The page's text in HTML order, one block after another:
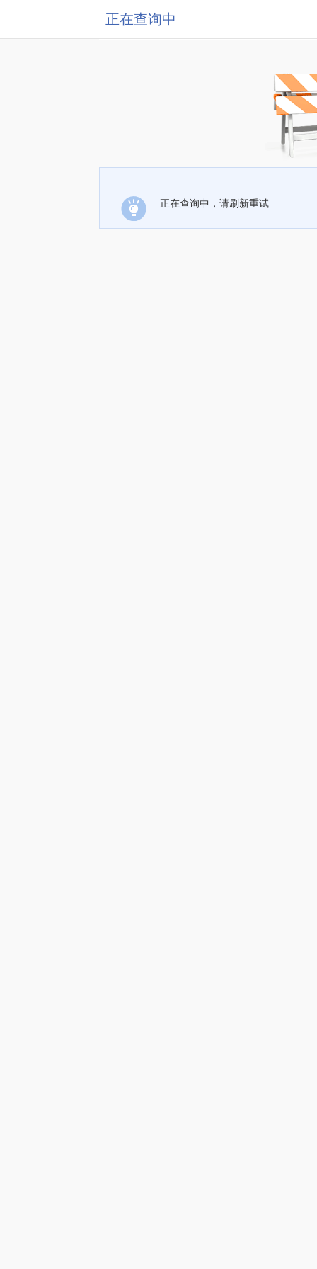
正在查询中
正在查询中，请刷新重试